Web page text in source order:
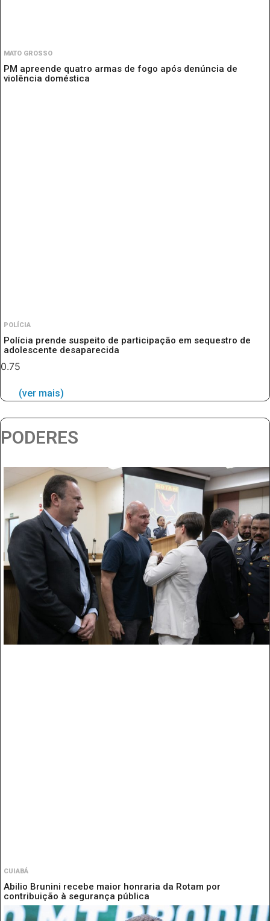
MATO GROSSO
PM apreende quatro armas de fogo após denúncia de
violência doméstica
POLÍCIA
Polícia prende suspeito de participação em sequestro de
adolescente desaparecida
(ver mais)
PODERES
CUIABÁ
Abilio Brunini recebe maior honraria da Rotam por
contribuição à segurança pública